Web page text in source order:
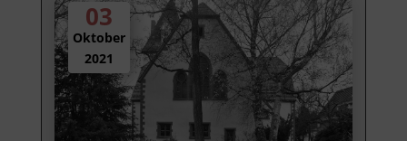
03
Oktober
2021